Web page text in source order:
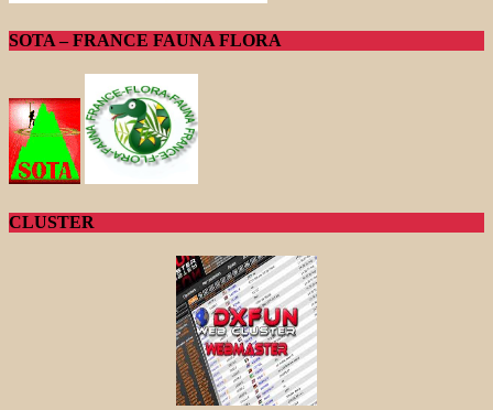
SOTA – FRANCE FAUNA FLORA
CLUSTER